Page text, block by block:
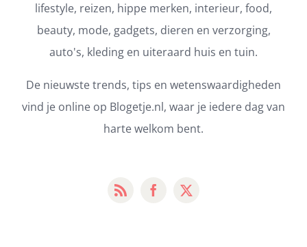
lifestyle, reizen, hippe merken, interieur, food,
beauty, mode, gadgets, dieren en verzorging,
auto's, kleding en uiteraard huis en tuin.
De nieuwste trends, tips en wetenswaardigheden
vind je online op Blogetje.nl, waar je iedere dag van
harte welkom bent.